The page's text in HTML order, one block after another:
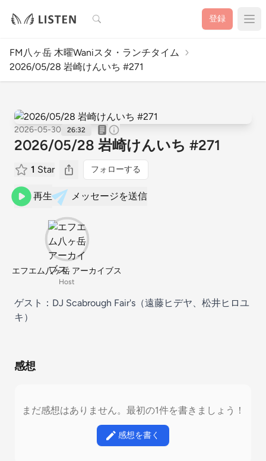
検索 登録
FM八ヶ岳 木曜Waniスタ・ランチタイム
2026/05/28 岩崎けんいち #271
2026-05-30 26:32
2026/05/28 岩崎けんいち #271
1 Star フォローする
再生 メッセージを送信
エフエム八ヶ岳 アーカイブス
Host
ゲスト：DJ Scabrough Fair's（遠藤ヒデヤ、松井ヒロユ
キ）
感想
まだ感想はありません。最初の1件を書きましょう！
感想を書く